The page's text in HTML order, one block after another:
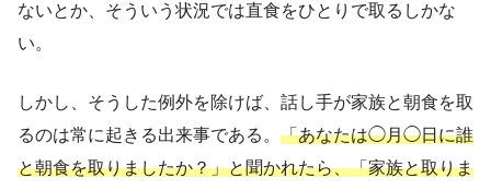
ないとか、そういう状況では直食をひとりで取るしかな
い。
しかし、そうした例外を除けば、話し手が家族と朝食を取
るのは常に起きる出来事である。 「あなたは◯月◯日に誰
と朝食を取りましたか？」と聞かれたら、「家族と取りま